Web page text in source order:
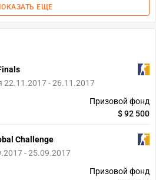
ЕЩЕ
22.11.2017 - 26.11.2017
Призовой фонд
$ 92 500
Challenge
- 25.09.2017
Призовой фонд